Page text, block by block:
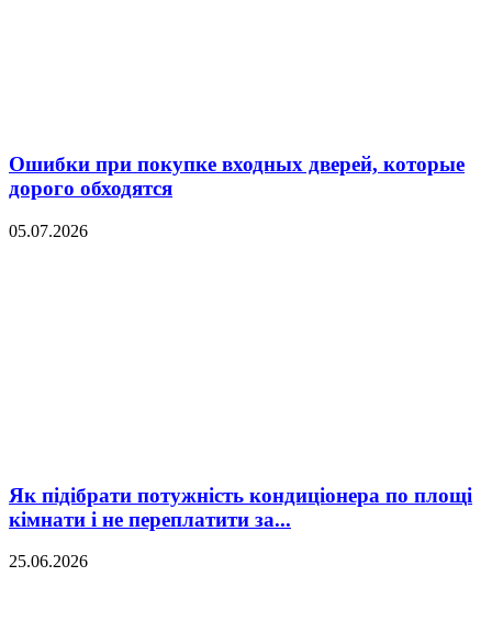
Ошибки при покупке входных дверей, которые
дорого обходятся
05.07.2026
Як підібрати потужність кондиціонера по площі
кімнати і не переплатити за...
25.06.2026